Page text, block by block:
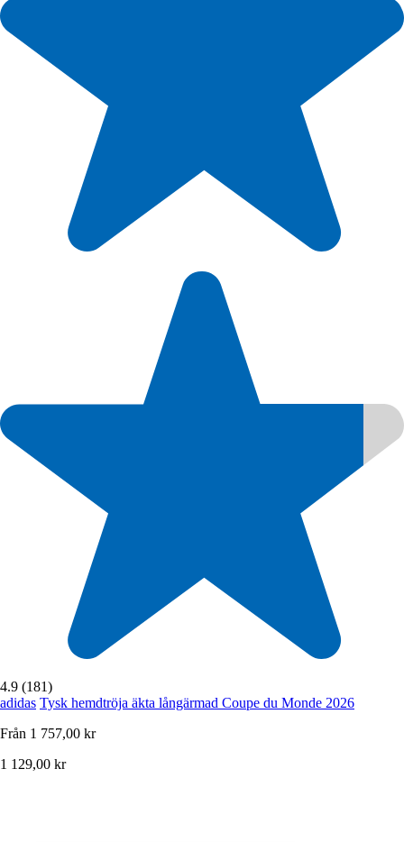
4.9 (181)
adidas Tysk hemdtröja äkta långärmad Coupe du Monde 2026
Från 1 757,00 kr
1 129,00 kr